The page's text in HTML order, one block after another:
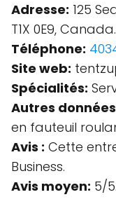
Adresse: 125
T1X 0E9, Canada.
Téléphone:
Site web:
Spécialités:
Autres
en fauteuil
Avis : Cette
Business.
Avis moyen: 5/5.